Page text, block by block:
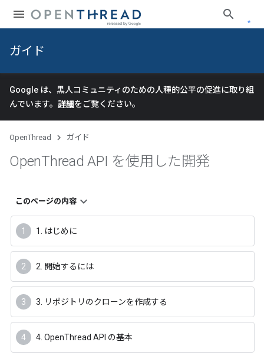
ガイド
Google は、黒人コミュニティのための人種的公平の促進に取り組
んでいます。 詳細をご覧ください。
OpenThread ガイド
OpenThread API を使用した開発
このページの内容
1. はじめに
2. 開始するには
3. リポジトリのクローンを作成する
4. OpenThread API の基本